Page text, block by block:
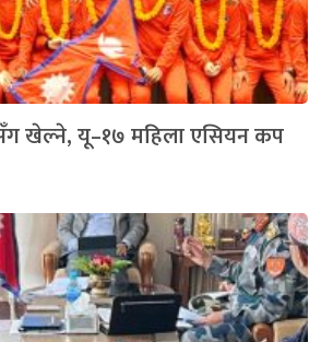
खेल्ने, यू–१७ महिला एसियन कप